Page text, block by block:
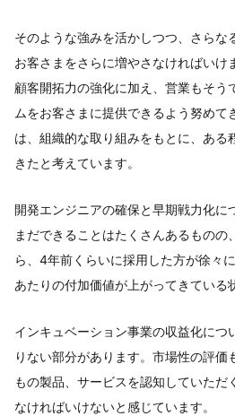
そのような強みを活かしつつ、さらな
お客さまをさらに増やさなければいけ
顧客開拓力の強化に加え、営業もそう
ムをお客さまに提供できるよう努めて
は、組織的な取り組みをもとに、ある
きたと考えています。
開発エンジニアの確保と早期戦力化に
まだできることはたくさんあるものの
ら、4年前くらいに採用した方が徐々
あたりの付加価値が上がってきている
インキュベーション事業の収益化につ
りない部分があります。市場性の評価
もの製品、サービスを認知していただ
なければいけないと感じています。